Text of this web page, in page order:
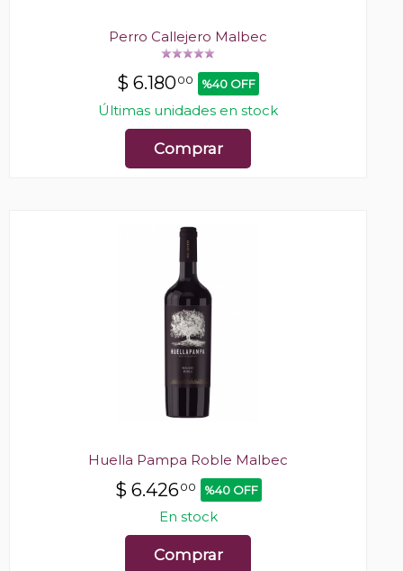
Perro Callejero Malbec
$ 6.18000 %40 OFF
Últimas unidades en stock
Comprar
Huella Pampa Roble Malbec
$ 6.42600 %40 OFF
En stock
Comprar